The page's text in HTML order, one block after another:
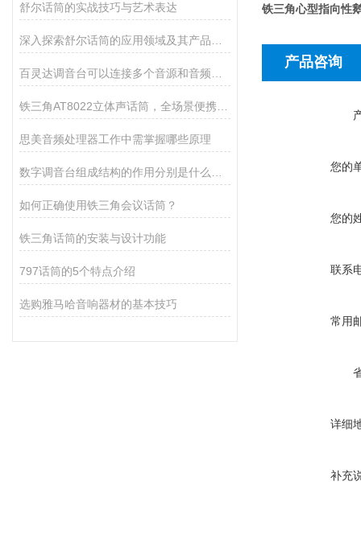
舒尔话筒的实战技巧与艺术表达
思美音频处理器工作中需掌握哪些原理
如何正确使用铁三角会议话筒？
铁三角话筒的安装与设计功能
797话筒的5个特点介绍
选购雅马哈音响器材的基本技巧
铁三角心型指向性
产品咨询
您的
您的
联系
常用
详细
补充